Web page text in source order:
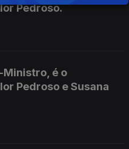
Pedroso.
Ministro, é o
Pedroso e Susana